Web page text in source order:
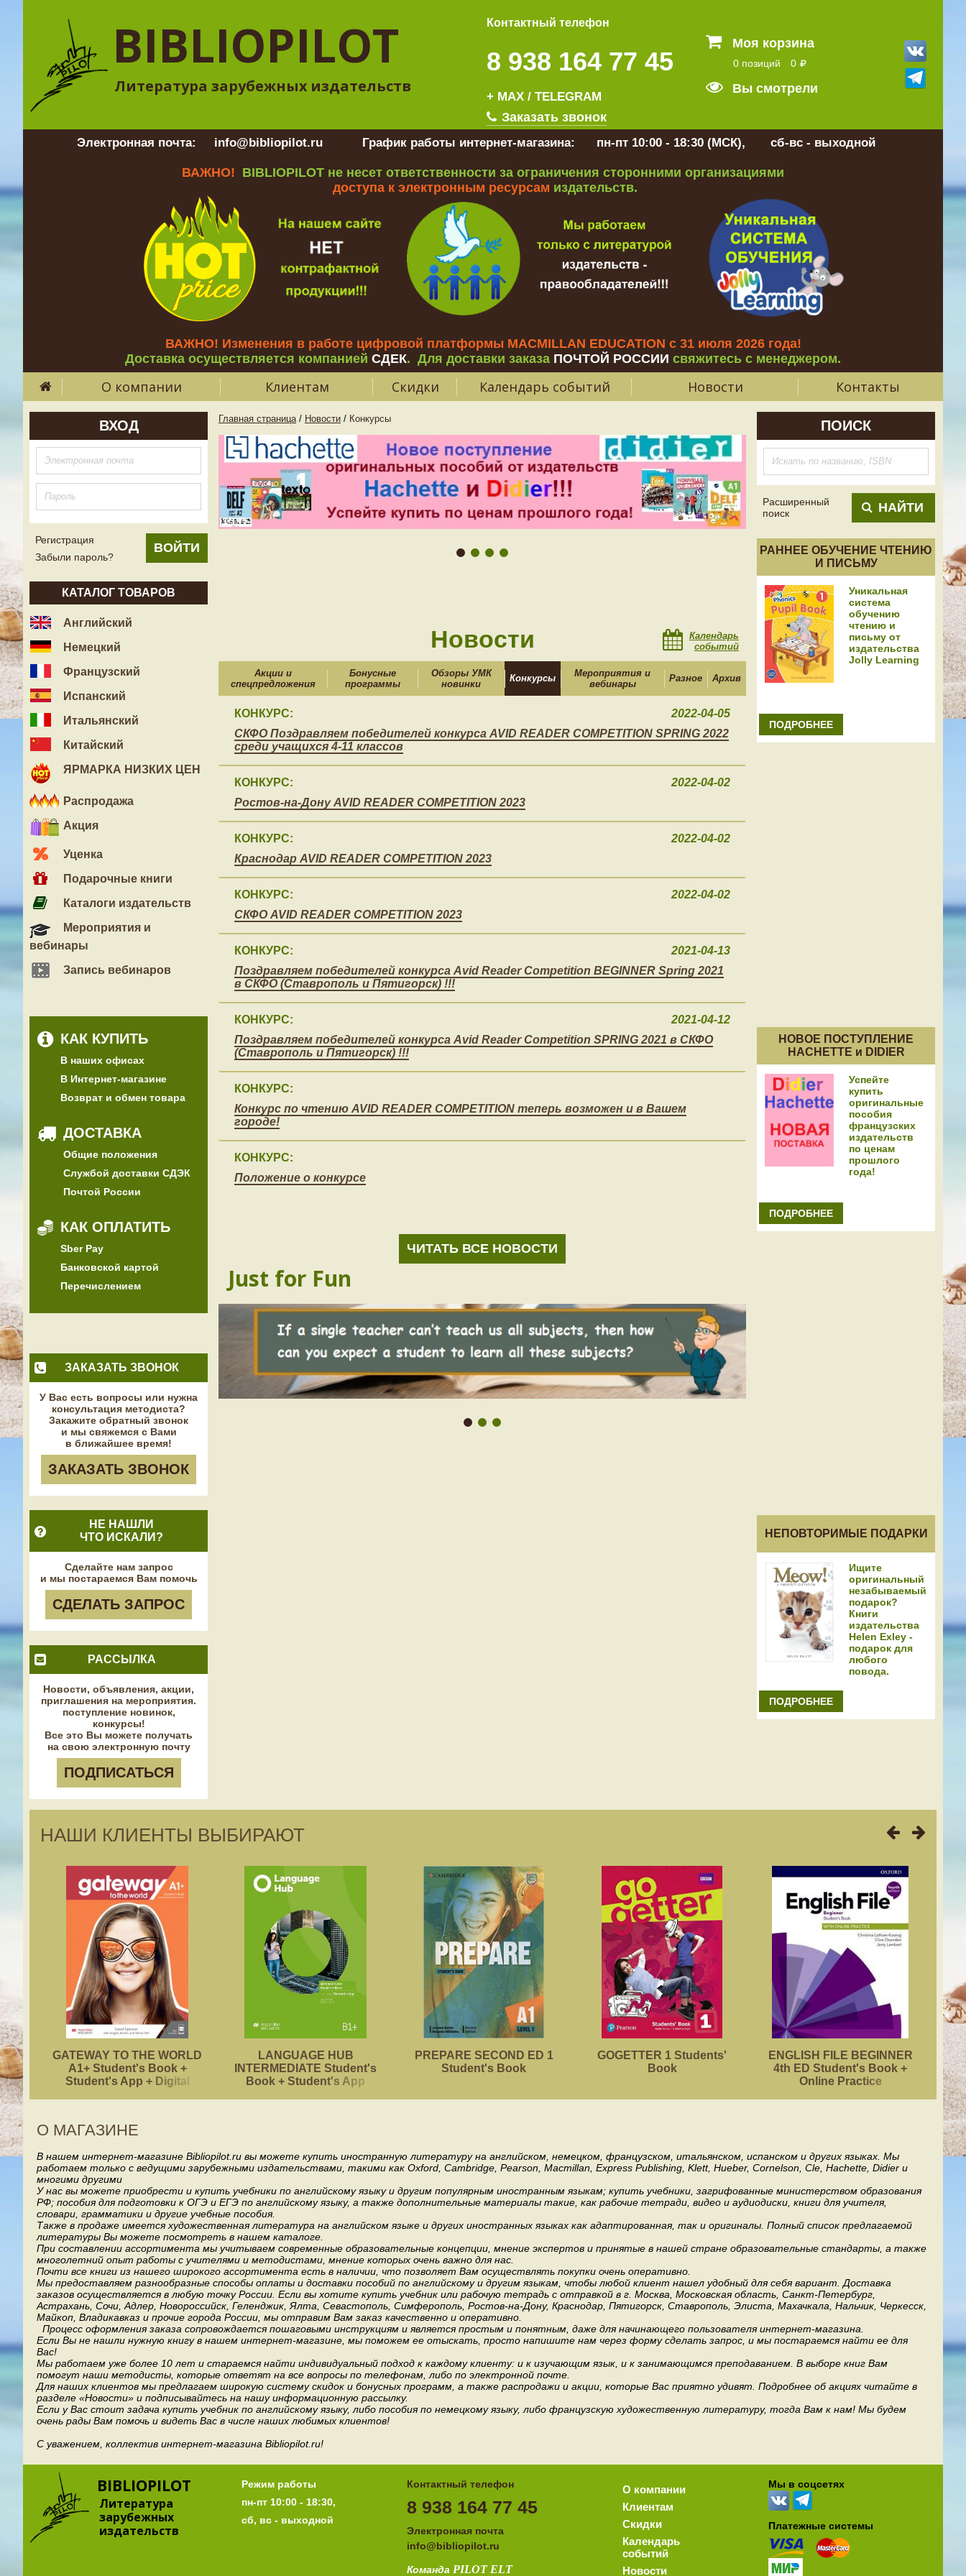
BIBLIOPILOT
Литература зарубежных издательств
Контактный телефон
8 938 164 77 45
+ MAX / TELEGRAM
Заказать звонок
Моя корзина
0 позиций 0
Вы смотрели
Электронная почта: info@bibliopilot.ru График работы интернет-магазина: пн-пт 10:00 - 18:30 (МСК), сб-вс - выходной
ВАЖНО! BIBLIOPILOT не несет ответственности за ограничения сторонними организациями
доступа к электронным ресурсам издательств.
ВАЖНО! Изменения в работе цифровой платформы MACMILLAN EDUCATION с 31 июля 2026 года!
Доставка осуществляется компанией СДЕК. Для доставки заказа ПОЧТОЙ РОССИИ свяжитесь с менеджером.
О компании Клиентам Скидки Календарь событий Новости Контакты
ВХОД
Регистрация
Забыли пароль?
КАТАЛОГ ТОВАРОВ
Английский
Немецкий
Французский
Испанский
Итальянский
Китайский
ЯРМАРКА НИЗКИХ ЦЕН
Распродажа
Акция
Уценка
Подарочные книги
Каталоги издательств
Мероприятия и
вебинары
Запись вебинаров
КАК КУПИТЬ
В наших офисах
В Интернет-магазине
Возврат и обмен товара
ДОСТАВКА
Общие положения
Службой доставки СДЭК
Почтой России
КАК ОПЛАТИТЬ
Sber Pay
Банковской картой
Перечислением
ЗАКАЗАТЬ ЗВОНОК
У Вас есть вопросы или нужна
консультация методиста?
Закажите обратный звонок
и мы свяжемся с Вами
в ближайшее время!
ЗАКАЗАТЬ ЗВОНОК
НЕ НАШЛИ
ЧТО ИСКАЛИ?
Сделайте нам запрос
и мы постараемся Вам помочь
СДЕЛАТЬ ЗАПРОС
РАССЫЛКА
Новости, объявления, акции,
приглашения на мероприятия.
поступление новинок,
конкурсы!
Все это Вы можете получать
на свою электронную почту
ПОДПИСАТЬСЯ
Главная страница / Новости / Конкурсы
Новости
Календарь
событий
Акции и
спецпредложения
Бонусные
программы
Обзоры УМК
новинки
Конкурсы
Мероприятия и
вебинары
Разное Архив
2022-04-05
КОНКУРС:
СКФО Поздравляем победителей конкурса AVID READER COMPETITION SPRING 2022
среди учащихся 4-11 классов
2022-04-02
КОНКУРС:
Ростов-на-Дону AVID READER COMPETITION 2023
2022-04-02
КОНКУРС:
Краснодар AVID READER COMPETITION 2023
2022-04-02
КОНКУРС:
СКФО AVID READER COMPETITION 2023
2021-04-13
КОНКУРС:
Поздравляем победителей конкурса Avid Reader Competition BEGINNER Spring 2021
в СКФО (Ставрополь и Пятигорск) !!!
2021-04-12
КОНКУРС:
Поздравляем победителей конкурса Avid Reader Competition SPRING 2021 в СКФО
(Ставрополь и Пятигорск) !!!
КОНКУРС:
Конкурс по чтению AVID READER COMPETITION теперь возможен и в Вашем
городе!
КОНКУРС:
Положение о конкурсе
ЧИТАТЬ ВСЕ НОВОСТИ
Just for Fun
ПОИСК
Расширенный
поиск
НАЙТИ
РАННЕЕ ОБУЧЕНИЕ ЧТЕНИЮ
И ПИСЬМУ
Уникальная
система
обучению
чтению и
письму от
издательства
Jolly Learning
ПОДРОБНЕЕ
НОВОЕ ПОСТУПЛЕНИЕ
HACHETTE и DIDIER
Успейте
купить
оригинальные
пособия
французских
издательств
по ценам
прошлого
года!
ПОДРОБНЕЕ
НЕПОВТОРИМЫЕ ПОДАРКИ
Ищите
оригинальный
незабываемый
подарок?
Книги
издательства
Helen Exley -
подарок для
любого
повода.
ПОДРОБНЕЕ
НАШИ КЛИЕНТЫ ВЫБИРАЮТ
GATEWAY TO THE WORLD
A1+ Student's Book +
Student's App + Digital
LANGUAGE HUB
INTERMEDIATE Student's
Book + Student's App
PREPARE SECOND ED 1
Student's Book
GOGETTER 1 Students'
Book
ENGLISH FILE BEGINNER
4th ED Student's Book +
Online Practice
О МАГАЗИНЕ
В нашем интернет-магазине Bibliopilot.ru вы можете купить иностранную литературу на английском, немецком, французском, итальянском, испанском и других языках. Мы
работаем только с ведущими зарубежными издательствами, такими как Oxford, Cambridge, Pearson, Macmillan, Express Publishing, Klett, Hueber, Cornelson, Cle, Hachette, Didier и
многими другими
У нас вы можете приобрести и купить учебники по английскому языку и другим популярным иностранным языкам; купить учебники, загрифованные министерством образования
РФ; пособия для подготовки к ОГЭ и ЕГЭ по английскому языку, а также дополнительные материалы такие, как рабочие тетради, видео и аудиодиски, книги для учителя,
словари, грамматики и другие учебные пособия.
Также в продаже имеется художественная литература на английском языке и других иностранных языках как адаптированная, так и оригиналы. Полный список предлагаемой
литературы Вы можете посмотреть в нашем каталоге.
При составлении ассортимента мы учитываем современные образовательные концепции, мнение экспертов и принятые в нашей стране образовательные стандарты, а также
многолетний опыт работы с учителями и методистами, мнение которых очень важно для нас.
Почти все книги из нашего широкого ассортимента есть в наличии, что позволяет Вам осуществлять покупки очень оперативно.
Мы предоставляем разнообразные способы оплаты и доставки пособий по английскому и другим языкам, чтобы любой клиент нашел удобный для себя вариант. Доставка
заказов осуществляется в любую точку России. Если вы хотите купить учебник или рабочую тетрадь с отправкой в г. Москва, Московская область, Санкт-Петербург,
Астрахань, Сочи, Адлер, Новороссийск, Геленджик, Ялта, Севастополь, Симферополь, Ростов-на-Дону, Краснодар, Пятигорск, Ставрополь, Элиста, Махачкала, Нальчик, Черкесск,
Майкоп, Владикавказ и прочие города России, мы отправим Вам заказ качественно и оперативно.
Процесс оформления заказа сопровождается пошаговыми инструкциям и является простым и понятным, даже для начинающего пользователя интернет-магазина.
Если Вы не нашли нужную книгу в нашем интернет-магазине, мы поможем ее отыскать, просто напишите нам через форму сделать запрос, и мы постараемся найти ее для
Вас!
Мы работаем уже более 10 лет и стараемся найти индивидуальный подход к каждому клиенту: и к изучающим язык, и к занимающимся преподаванием. В выборе книг Вам
помогут наши методисты, которые ответят на все вопросы по телефонам, либо по электронной почте.
Для наших клиентов мы предлагаем широкую систему скидок и бонусных программ, а также распродажи и акции, которые Вас приятно удивят. Подробнее об акциях читайте в
разделе «Новости» и подписывайтесь на нашу информационную рассылку.
Если у Вас стоит задача купить учебник по английскому языку, либо пособия по немецкому языку, либо французскую художественную литературу, тогда Вам к нам! Мы будем
очень рады Вам помочь и видеть Вас в числе наших любимых клиентов!
С уважением, коллектив интернет-магазина Bibliopilot.ru!
BIBLIOPILOT
Литература
зарубежных
издательств
Режим работы
пн-пт 10:00 - 18:30,
сб, вс - выходной
Контактный телефон
8 938 164 77 45
Электронная почта
info@bibliopilot.ru
Команда PILOT ELT
О компании
Клиентам
Скидки
Календарь
событий
Новости
Мы в соцсетях
Платежные системы